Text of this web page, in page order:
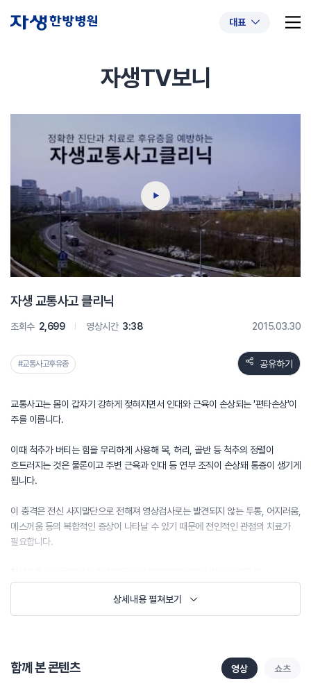
대표
#교통사고후유증 #허리디스크
자생TV보니
자생 교통사고 클리닉
조회수 2,699 영상시간 3:38 2015.03.30
#교통사고후유증 공유하기
교통사고는 몸이 갑자기 강하게 젖혀지면서 인대와 근육이 손상되는 '편타손상'이
주를 이룹니다.
이때 척추가 버티는 힘을 무리하게 사용해 목, 허리, 골반 등 척추의 정렬이
흐트러지는 것은 물론이고 주변 근육과 인대 등 연부 조직이 손상돼 통증이 생기게
됩니다.
이 충격은 전신 사지말단으로 전해져 영상검사로는 발견되지 않는 두통, 어지러움,
메스꺼움 등의 복합적인 증상이 나타날 수 있기 때문에 전인적인 관점의 치료가
필요합니다.
자생교통사고 클리닉은 척추전문 자생한방병원의 26년 치료 노하우로
빠른 기능의 회복과 후유증까지 예방하는 전문적인 치료를 목표로 합니다.
유형에 따라 증상이 다르기 때문에 후방 출동이냐, 측방 출동이냐 또는 벨트를
했느냐 어느 자리에 앉았느냐 등을 확인 한 후에 환자가 호소하는 증상을
상세내용 펼쳐보기
함께 본 콘텐츠 영상 쇼츠